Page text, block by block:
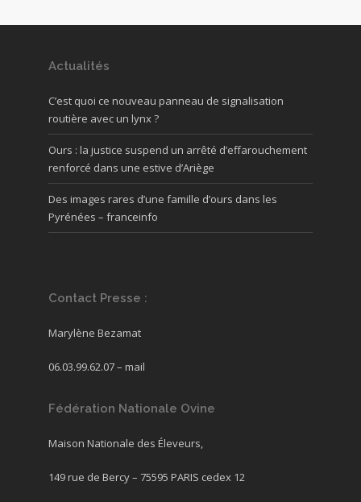
Actualités
C’est quoi ce nouveau panneau de signalisation
routière avec un lynx ?
Ours : la justice suspend un arrêté d’effarouchement
renforcé dans une estive d’Ariège
Des images rares d’une famille d’ours dans les
Pyrénées – franceinfo
Contact Presse :
Marylène Bezamat
06.03.99.62.07 – mail
Fédération Nationale Ovine
Maison Nationale des Éleveurs,
149 rue de Bercy – 75595 PARIS cedex 12